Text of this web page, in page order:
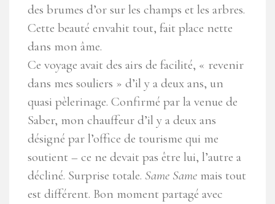
des brumes d’or sur les champs et les arbres.
Cette beauté envahit tout, fait place nette
dans mon âme.
Ce voyage avait des airs de facilité, « revenir
dans mes souliers » d’il y a deux ans, un
quasi pèlerinage. Confirmé par la venue de
Saber, mon chauffeur d’il y a deux ans
désigné par l’office de tourisme qui me
soutient – ce ne devait pas être lui, l’autre a
décliné. Surprise totale. Same Same mais tout
est différent. Bon moment partagé avec